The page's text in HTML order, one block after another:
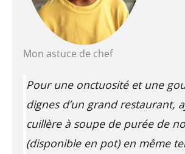
Mon astuce de chef
Pour une onctuosité et une
dignes d’un grand restaurant,
cuillère à soupe de purée de
(disponible en pot) en même